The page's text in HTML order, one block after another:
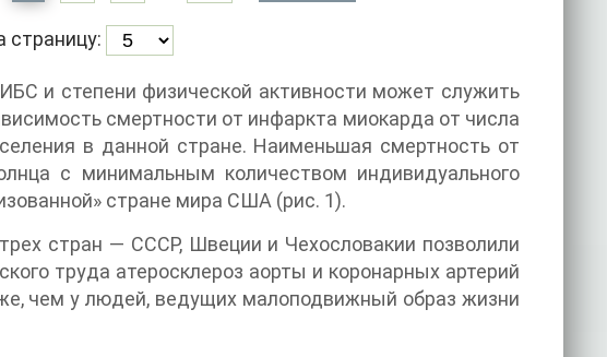
страницу:
и степени физической активности может служить
смертности от инфаркта миокарда от числа
в данной стране. Наименьшая смертность от
с минимальным количеством индивидуального
стране мира США (рис. 1).
стран — СССР, Швеции и Чехословакии позволили
труда атеросклероз аорты и коронарных артерий
чем у людей, ведущих малоподвижный образ жизни